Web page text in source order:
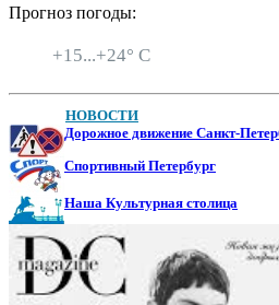
Прогноз погоды:
+15...+24° C
НОВОСТИ
Дорожное движение Санкт-
Спортивный Петербург
Наша Культурная столица